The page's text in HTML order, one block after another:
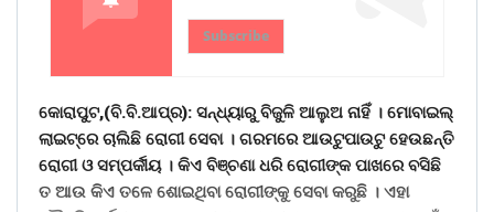
Subscribe
କୋରାପୁଟ,(ବି.ବି.ଆପ୍ର): ସନ୍ଧ୍ୟାରୁ ବିଜୁଳି ଆଲୁଅ ନାହିଁ । ମୋବାଇଲ୍
ଲାଇଟ୍ରେ ଚାଲିଛି ରୋଗୀ ସେବା । ଗରମରେ ଆଉଟୁପାଉଟୁ ହେଉଛନ୍ତି
ରୋଗୀ ଓ ସମ୍ପର୍କୀୟ । କିଏ ବିଞ୍ଚଣା ଧରି ରୋଗୀଙ୍କ ପାଖରେ ବସିଛି
ତ ଆଉ କିଏ ତଳେ ଶୋଇଥିବା ରୋଗୀଙ୍କୁ ସେବା କରୁଛି । ଏହା